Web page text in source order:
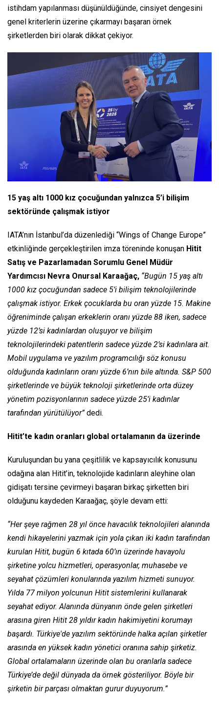
istihdam yapılanması düşünüldüğünde, cinsiyet dengesini
genel kriterlerin üzerine çıkarmayı başaran örnek
şirketlerden biri olarak dikkat çekiyor.
15 yaş altı 1000 kız çocuğundan yalnızca 5’i bilişim
sektöründe çalışmak istiyor
IATA’nın İstanbul’da düzenlediği “Wings of Change Europe”
etkinliğinde gerçekleştirilen imza töreninde konuşan Hitit
Satış ve Pazarlamadan Sorumlu Genel Müdür
Yardımcısı Nevra Onursal Karaağaç, “Bugün 15 yaş altı
1000 kız çocuğundan sadece 5’i bilişim teknolojilerinde
çalışmak istiyor. Erkek çocuklarda bu oran yüzde 15. Makine
öğreniminde çalışan erkeklerin oranı yüzde 88 iken, sadece
yüzde 12’si kadınlardan oluşuyor ve bilişim
teknolojilerindeki patentlerin sadece yüzde 2’si kadınlara ait.
Mobil uygulama ve yazılım programcılığı söz konusu
olduğunda kadınların oranı yüzde 6’nın bile altında. S&P 500
şirketlerinde ve büyük teknoloji şirketlerinde orta düzey
yönetim pozisyonlarının sadece yüzde 25’i kadınlar
tarafından yürütülüyor”dedi.
Hitit’te kadın oranları global ortalamanın da üzerinde
Kuruluşundan bu yana çeşitlilik ve kapsayıcılık konusunu
odağına alan Hitit’in, teknolojide kadınların aleyhine olan
gidişatı tersine çevirmeyi başaran birkaç şirketten biri
olduğunu kaydeden Karaağaç, şöyle devam etti:
“Her şeye rağmen 28 yıl önce havacılık teknolojileri alanında
kendi hikayelerini yazmak için yola çıkan iki kadın tarafından
kurulan Hitit, bugün 6 kıtada 60’ın üzerinde havayolu
şirketine yolcu hizmetleri, operasyonlar, muhasebe ve
seyahat çözümleri konularında yazılım hizmeti sunuyor.
Yılda 77 milyon yolcunun Hitit sistemlerini kullanarak
seyahat ediyor. Alanında dünyanın önde gelen şirketleri
arasına giren Hitit 28 yıldır kadın hakimiyetini korumayı
başardı. Türkiye'de yazılım sektöründe halka açılan şirketler
arasında en yüksek kadın yönetici oranına sahip şirketiz.
Global ortalamaların üzerinde olan bu oranlarla sadece
Türkiye’de değil dünyada da örnek gösteriliyor. Böyle bir
şirketin bir parçası olmaktan gurur duyuyorum.”